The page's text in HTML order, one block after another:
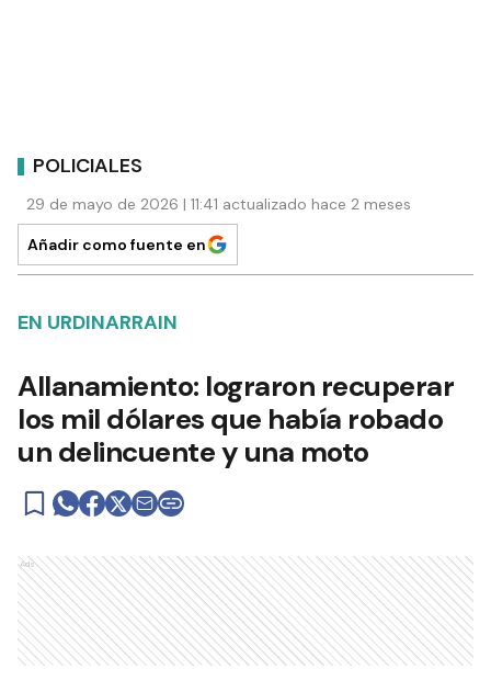
POLICIALES
29 de mayo de 2026 | 11:41 actualizado hace 2 meses
Añadir como fuente en
EN URDINARRAIN
Allanamiento: lograron recuperar
los mil dólares que había robado
un delincuente y una moto
Ads